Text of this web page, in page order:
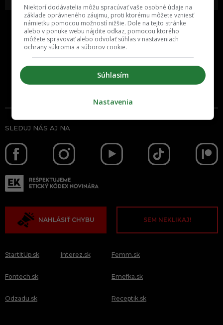
Inzercia Cenník
SLEDUJ NÁS AJ NA
NAHLÁSIŤ CHYBU SEM NEKLIKAJ!
StartItUp.sk
Fontech.sk
Odzadu.sk
Interez.sk Femm.sk
Emefka.sk
Receptik.sk
Niektorí dodávatelia môžu spracúvať vaše osobné údaje na
základe oprávneného záujmu, proti ktorému môžete vzniesť
námietku pomocou možností nižšie. Dole na tejto stránke
alebo v ponuke webu nájdite odkaz, pomocou ktorého
môžete spravovať alebo odvolať súhlas v nastaveniach
ochrany súkromia a súborov cookie.
Súhlasím
Nastavenia